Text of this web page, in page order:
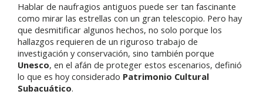
Hablar de naufragios antiguos puede ser tan fascinante
como mirar las estrellas con un gran telescopio. Pero hay
que desmitificar algunos hechos, no solo porque los
hallazgos requieren de un riguroso trabajo de
investigación y conservación, sino también porque
Unesco, en el afán de proteger estos escenarios, definió
lo que es hoy considerado Patrimonio Cultural
Subacuático.